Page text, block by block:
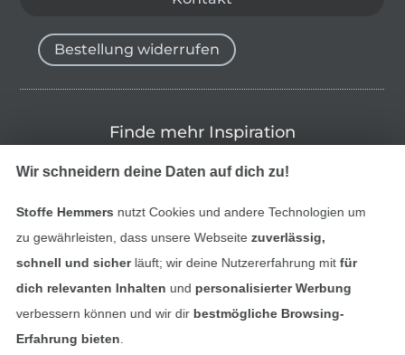
Bestellung widerrufen
Finde mehr Inspiration
Wir schneidern deine Daten auf dich zu!
Stoffe Hemmers nutzt Cookies und andere Technologien um
zu gewährleisten, dass unsere Webseite zuverlässig,
schnell und sicherläuft; wir deine Nutzererfahrung mitfür
dich relevanten Inhalten und personalisierter Werbung
verbessern können und wir dir bestmögliche Browsing-
Erfahrung bieten